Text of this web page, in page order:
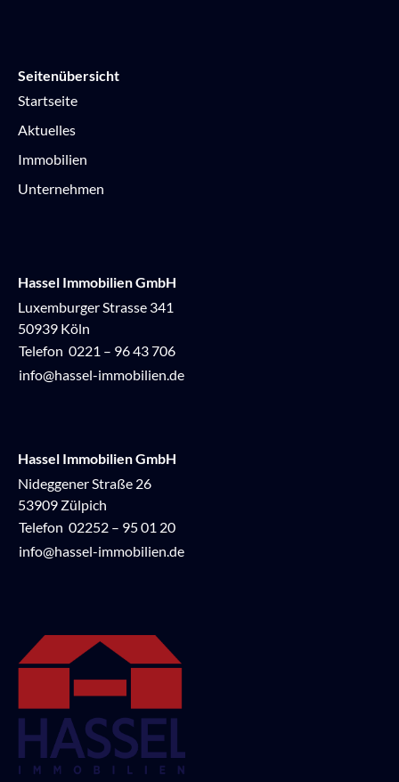
Seitenübersicht
Startseite
Aktuelles
Immobilien
Unternehmen
Hassel Immobilien GmbH
Luxemburger Strasse 341
50939 Köln
Telefon 0221 – 96 43 706
info@hassel-immobilien.de
Hassel Immobilien GmbH
Nideggener Straße 26
53909 Zülpich
Telefon 02252 – 95 01 20
info@hassel-immobilien.de